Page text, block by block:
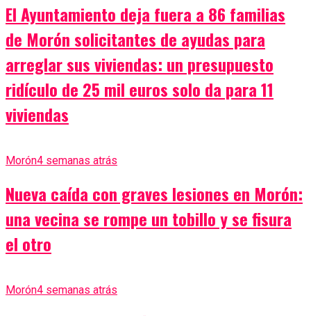
El Ayuntamiento deja fuera a 86 familias
de Morón solicitantes de ayudas para
arreglar sus viviendas: un presupuesto
ridículo de 25 mil euros solo da para 11
viviendas
Morón4 semanas atrás
Nueva caída con graves lesiones en Morón:
una vecina se rompe un tobillo y se fisura
el otro
Morón4 semanas atrás